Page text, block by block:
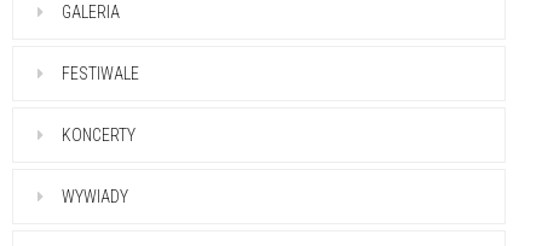
GALERIA
FESTIWALE
KONCERTY
WYWIADY